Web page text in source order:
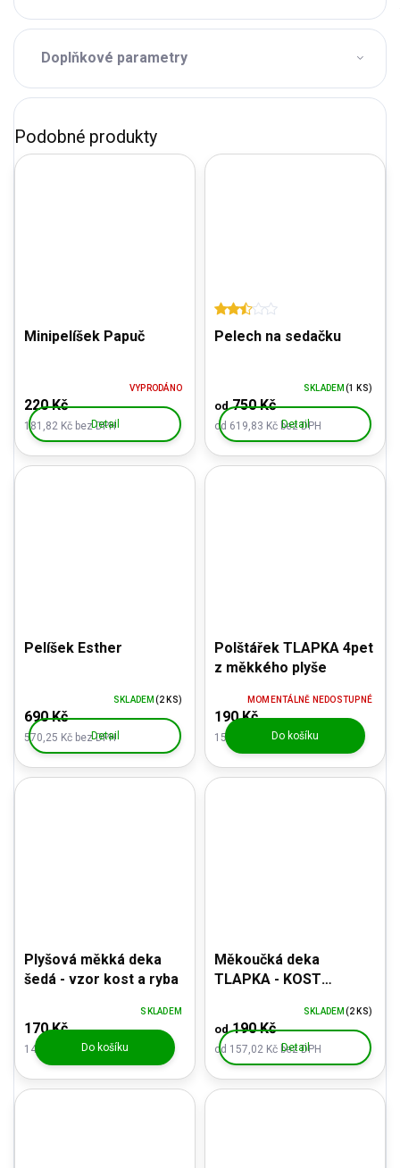
Doplňkové parametry
Minipelíšek Papuč
181,82 Kč bez DPH
220 Kč
VYPRODÁNO
Detail
Pelech na sedačku
od 619,83 Kč bez DPH
od750 Kč
SKLADEM (1 KS)
Detail
Pelíšek Esther
570,25 Kč bez DPH
690 Kč
SKLADEM (2 KS)
Detail
Polštářek TLAPKA 4pet
z měkkého plyše
157,02 Kč bez DPH
190 Kč
MOMENTÁLNĚ NEDOSTUPNÉ
Do košíku
Plyšová měkká deka
šedá - vzor kost a ryba
140,50 Kč bez DPH
170 Kč
SKLADEM
Do košíku
Měkoučká deka
TLAPKA - KOST
od 157,02 Kč bez DPH
od190 Kč
SKLADEM (2 KS)
Detail